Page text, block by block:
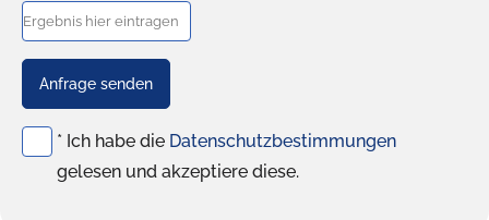
Anfrage senden
* Ich habe die Datenschutzbestimmungen
gelesen und akzeptiere diese.